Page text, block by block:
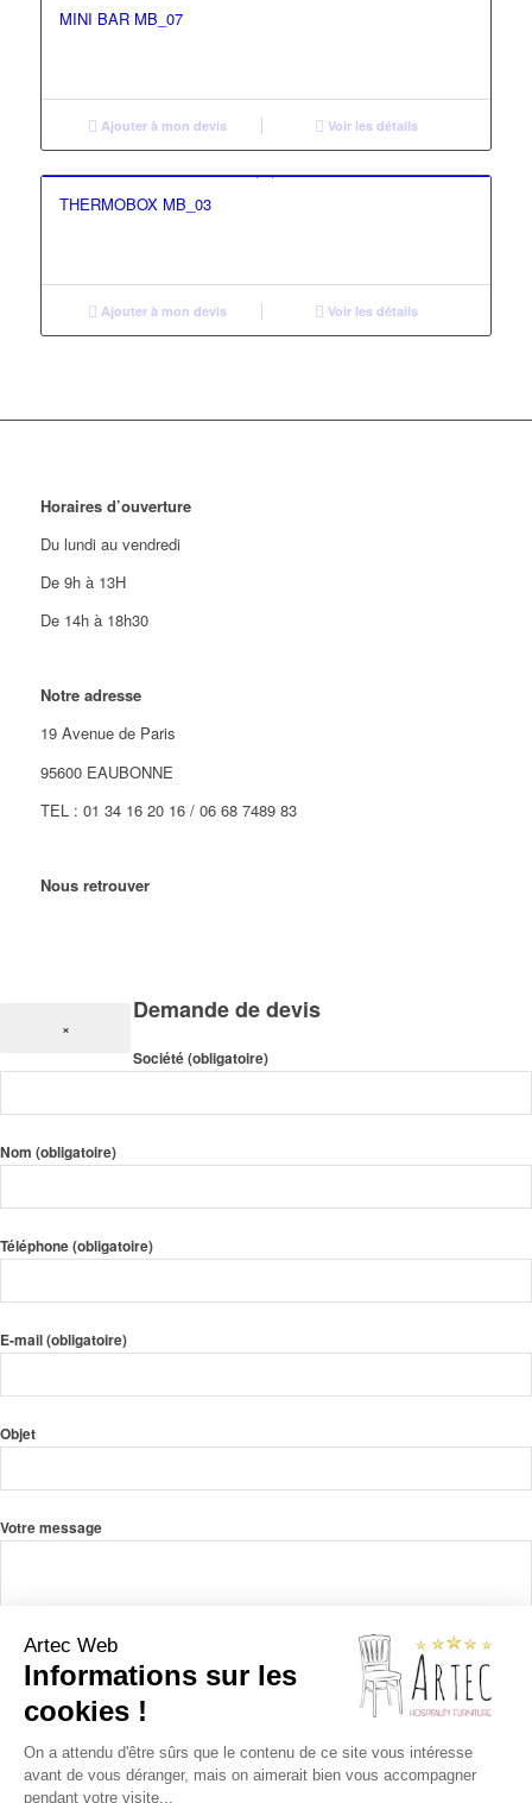
MINI BAR MB_07
Ajouter à mon devis Voir les détails
THERMOBOX MB_03
Ajouter à mon devis Voir les détails
Horaires d’ouverture
Du lundi au vendredi
De 9h à 13H
De 14h à 18h30
Notre adresse
19 Avenue de Paris
95600 EAUBONNE
TEL : 01 34 16 20 16 / 06 68 7489 83
Nous retrouver
×
Demande de devis
Société (obligatoire)
Nom (obligatoire)
Téléphone (obligatoire)
E-mail (obligatoire)
Objet
Votre message
Artec Web
Informations sur les
cookies !
On a attendu d'être sûrs que le contenu de ce site vous intéresse
avant de vous déranger, mais on aimerait bien vous accompagner
pendant votre visite...